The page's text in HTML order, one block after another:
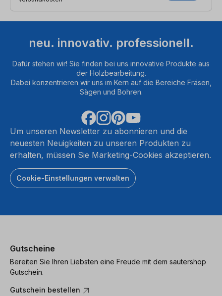
neu. innovativ. professionell.
Dafür stehen wir! Sie finden bei uns innovative Produkte aus
der Holzbearbeitung.
Dabei konzentrieren wir uns im Kern auf die Bereiche Fräsen,
Sägen und Bohren.
Um unseren Newsletter zu abonnieren und die
neuesten Neuigkeiten zu unseren Produkten zu
erhalten, müssen Sie Marketing-Cookies akzeptieren.
Cookie-Einstellungen verwalten
Gutscheine
Bereiten Sie Ihren Liebsten eine Freude mit dem sautershop
Gutschein.
Gutschein bestellen